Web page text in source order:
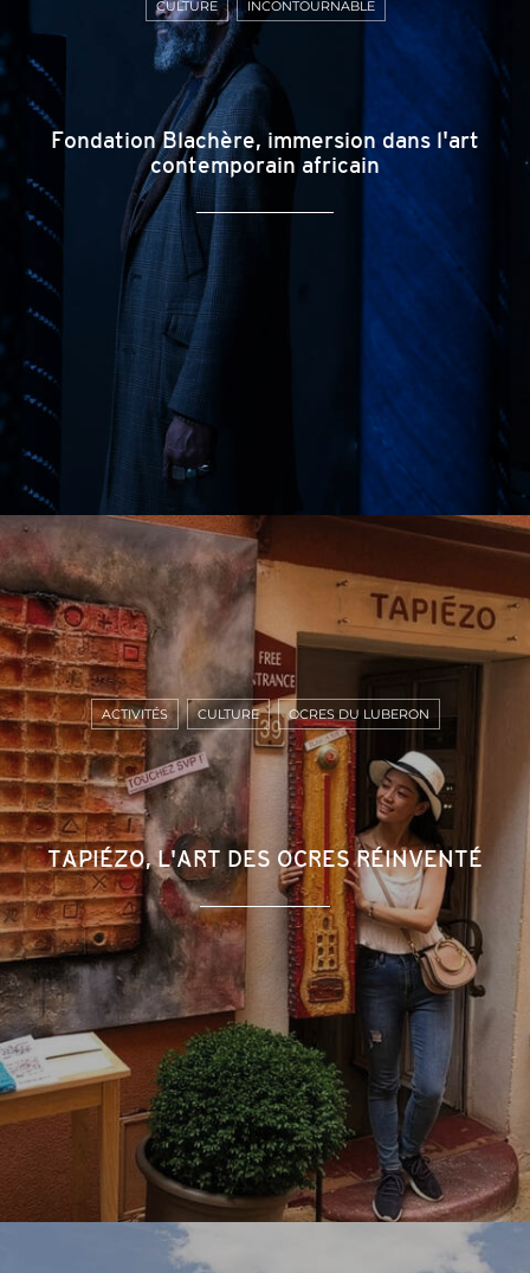
Fondation Blachère, immersion dans l'art
contemporain africain
CULTURE INCONTOURNABLE
TAPIÉZO, L'ART DES OCRES RÉINVENTÉ
ACTIVITÉS CULTURE OCRES DU LUBERON